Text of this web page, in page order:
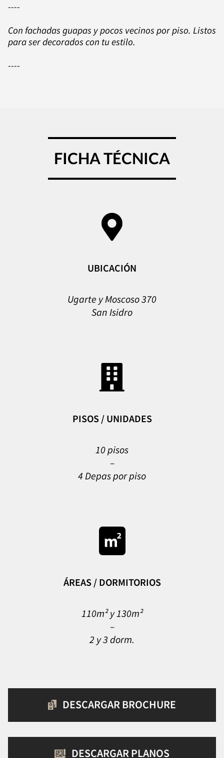
----
Con fachadas guapas y pocos vecinos por piso. Listos
para ser decorados con tu estilo.
----
FICHA TÉCNICA
UBICACIÓN
Ugarte y Moscoso 370
San Isidro
PISOS / UNIDADES
10 pisos
–
4 Depas por piso
ÁREAS / DORMITORIOS
110m² y 130m²
–
2 y 3 dorm.
DESCARGAR BROCHURE
DESCARGAR PLANOS